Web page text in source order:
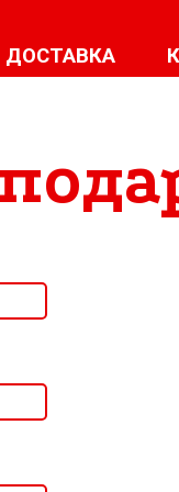
ДОСТАВКА